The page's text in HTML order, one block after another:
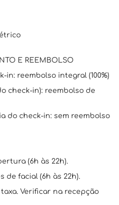
E REEMBOLSO
in: reembolso integral (100%)
check-in): reembolso de
do check-in: sem reembolso
(6h às 22h).
de facial (6h às 22h).
Verificar na recepção